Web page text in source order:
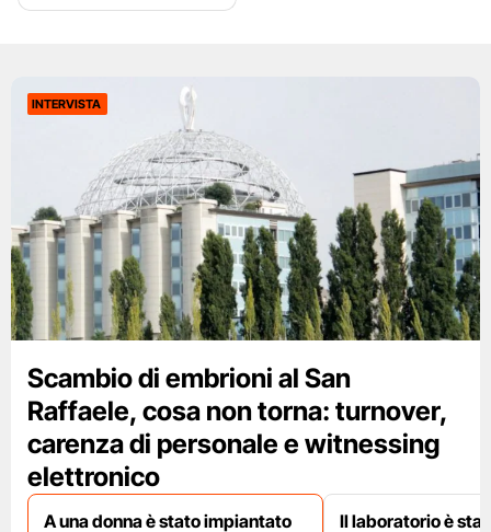
INTERVISTA
Scambio di embrioni al San
Raffaele, cosa non torna: turnover,
carenza di personale e witnessing
elettronico
A una donna è stato impiantato Il laboratorio è